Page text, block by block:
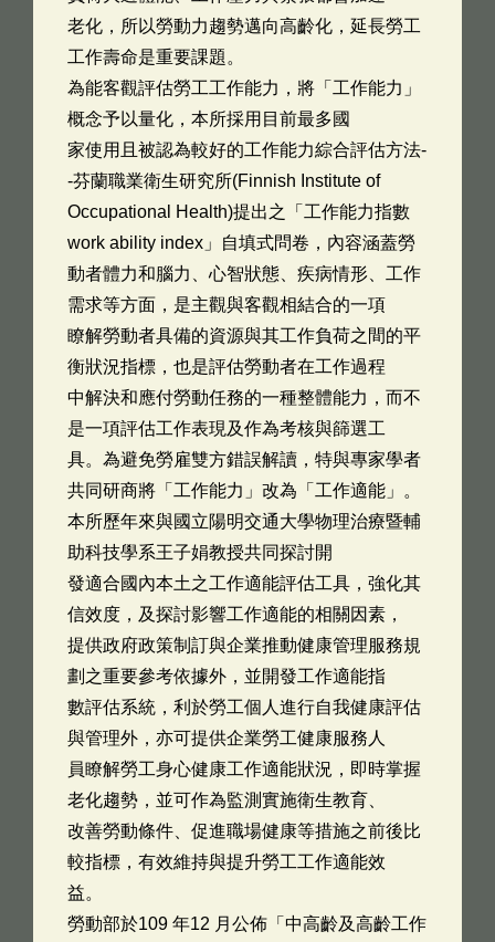
老化，所以勞動力趨勢邁向高齡化，延長勞工
工作壽命是重要課題。
為能客觀評估勞工工作能力，將「工作能力」
概念予以量化，本所採用目前最多國
家使用且被認為較好的工作能力綜合評估方法-
-芬蘭職業衛生研究所(Finnish Institute of
Occupational Health)提出之「工作能力指數
work ability index」自填式問卷，內容涵蓋勞
動者體力和腦力、心智狀態、疾病情形、工作
需求等方面，是主觀與客觀相結合的一項
瞭解勞動者具備的資源與其工作負荷之間的平
衡狀況指標，也是評估勞動者在工作過程
中解決和應付勞動任務的一種整體能力，而不
是一項評估工作表現及作為考核與篩選工
具。為避免勞雇雙方錯誤解讀，特與專家學者
共同研商將「工作能力」改為「工作適能」。
本所歷年來與國立陽明交通大學物理治療暨輔
助科技學系王子娟教授共同探討開
發適合國內本土之工作適能評估工具，強化其
信效度，及探討影響工作適能的相關因素，
提供政府政策制訂與企業推動健康管理服務規
劃之重要參考依據外，並開發工作適能指
數評估系統，利於勞工個人進行自我健康評估
與管理外，亦可提供企業勞工健康服務人
員瞭解勞工身心健康工作適能狀況，即時掌握
老化趨勢，並可作為監測實施衛生教育、
改善勞動條件、促進職場健康等措施之前後比
較指標，有效維持與提升勞工工作適能效
益。
勞動部於109 年12 月公佈「中高齡及高齡工作